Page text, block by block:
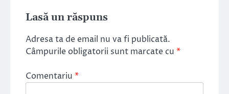
Lasă un răspuns
Adresa ta de email nu va fi publicată.
Câmpurile obligatorii sunt marcate cu *
Comentariu *